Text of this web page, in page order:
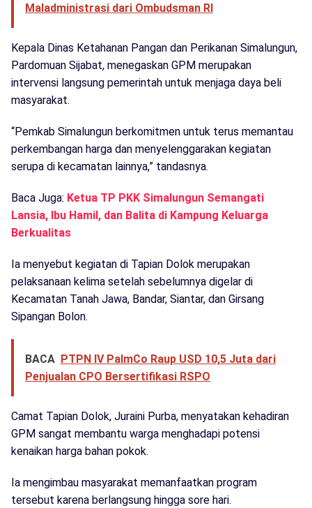
Maladministrasi dari Ombudsman RI
Kepala Dinas Ketahanan Pangan dan Perikanan Simalungun,
Pardomuan Sijabat, menegaskan GPM merupakan
intervensi langsung pemerintah untuk menjaga daya beli
masyarakat.
“Pemkab Simalungun berkomitmen untuk terus memantau
perkembangan harga dan menyelenggarakan kegiatan
serupa di kecamatan lainnya,” tandasnya.
Baca Juga: Ketua TP PKK Simalungun Semangati
Lansia, Ibu Hamil, dan Balita di Kampung Keluarga
Berkualitas
Ia menyebut kegiatan di Tapian Dolok merupakan
pelaksanaan kelima setelah sebelumnya digelar di
Kecamatan Tanah Jawa, Bandar, Siantar, dan Girsang
Sipangan Bolon.
BACA PTPN IV PalmCo Raup USD 10,5 Juta dari
Penjualan CPO Bersertifikasi RSPO
Camat Tapian Dolok, Juraini Purba, menyatakan kehadiran
GPM sangat membantu warga menghadapi potensi
kenaikan harga bahan pokok.
Ia mengimbau masyarakat memanfaatkan program
tersebut karena berlangsung hingga sore hari.